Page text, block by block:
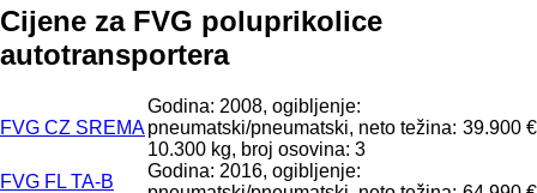
Cijene za FVG poluprikolice
autotransportera
FVG CZ SREMA
Godina: 2008, ogibljenje:
pneumatski/pneumatski, neto težina:
10.300 kg, broj osovina: 3
39.900 €
FVG FL TA-B
Godina: 2016, ogibljenje: